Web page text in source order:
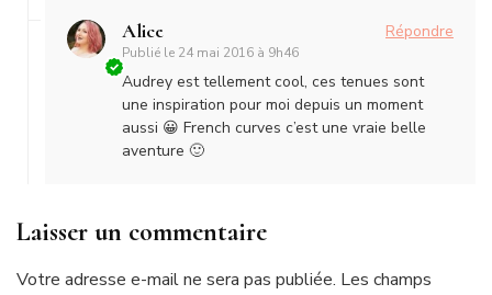
Alice
Publié le 24 mai 2016 à 9h46
Répondre
Audrey est tellement cool, ces tenues sont
une inspiration pour moi depuis un moment
aussi 😀 French curves c’est une vraie belle
aventure 🙂
Laisser un commentaire
Votre adresse e-mail ne sera pas publiée. Les champs